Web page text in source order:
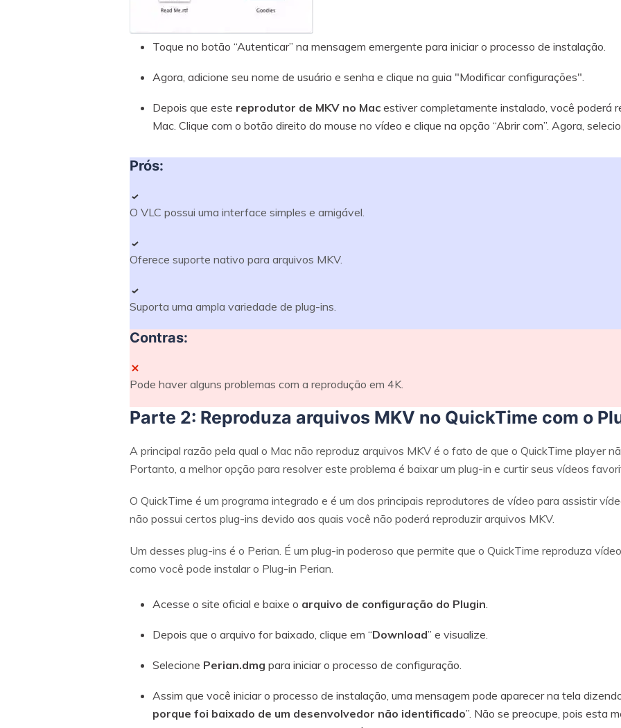
Toque no botão “Autenticar” na mensagem emergente para iniciar o processo de instalação.
Agora, adicione seu nome de usuário e senha e clique na guia "Modificar configurações".
Depois que este reprodutor de MKV no Mac estiver completamente instalado, você poderá
Mac. Clique com o botão direito do mouse no vídeo e clique na opção “Abrir com”. Agora,
Prós:
O VLC possui uma interface simples e amigável.
Oferece suporte nativo para arquivos MKV.
Suporta uma ampla variedade de plug-ins.
Contras:
Pode haver alguns problemas com a reprodução em 4K.
Parte 2: Reproduza arquivos MKV no QuickTime com o
A principal razão pela qual o Mac não reproduz arquivos MKV é o fato de que o QuickTime player
Portanto, a melhor opção para resolver este problema é baixar um plug-in e curtir seus vídeos
O QuickTime é um programa integrado e é um dos principais reprodutores de vídeo para assistir
não possui certos plug-ins devido aos quais você não poderá reproduzir arquivos MKV.
Um desses plug-ins é o Perian. É um plug-in poderoso que permite que o QuickTime reproduza
como você pode instalar o Plug-in Perian.
Acesse o site oficial e baixe o arquivo de configuração do Plugin.
Depois que o arquivo for baixado, clique em “Download” e visualize.
Selecione Perian.dmg para iniciar o processo de configuração.
Assim que você iniciar o processo de instalação, uma mensagem pode aparecer na tela
porque foi baixado de um desenvolvedor não identificado”. Não se preocupe, pois esta